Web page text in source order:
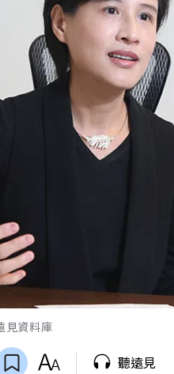
見資料庫
聽遠見